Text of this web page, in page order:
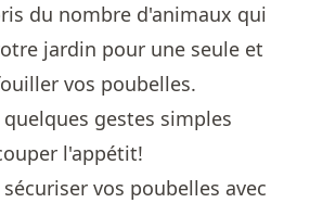
du nombre d'animaux qui
jardin pour une seule et
vos poubelles.
gestes simples
l'appétit!
vos poubelles avec